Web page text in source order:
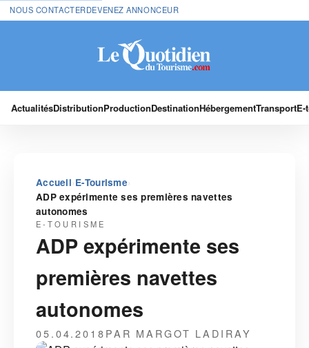
NOUS CONTACTERDEVENEZ ANNONCEUR
ActualitésDistributionProductionDestinationHébergementTransport
Accueil›E-Tourisme›
ADP expérimente ses premières navettes
autonomes
E-TOURISME
ADP expérimente ses
premières navettes
autonomes
05.04.2018PAR MARGOT LADIRAY